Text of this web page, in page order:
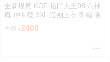
全新現貨 KOF 格鬥天王98 八神
庵 仲間祭 3XL 短袖上衣 刺繡 限
定聯名
售價 2400